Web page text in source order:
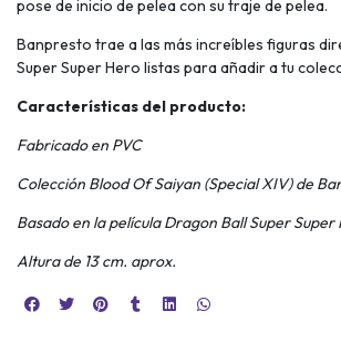
pose de inicio de pelea con su traje de pelea.
Banpresto trae a las más increíbles figuras
Super Super Hero listas para añadir a tu
Características del producto:
Fabricado en PVC
Colección Blood Of Saiyan (Special XIV)de
Basado en la película Dragon Ball Super Super
Altura de 13 cm. aprox.